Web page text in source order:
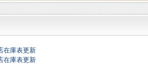
在庫表更新
在庫表更新